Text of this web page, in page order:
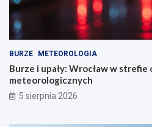
BURZE METEOROLOGIA
Burze i upały: Wrocław w strefie
meteorologicznych
5 sierpnia 2026